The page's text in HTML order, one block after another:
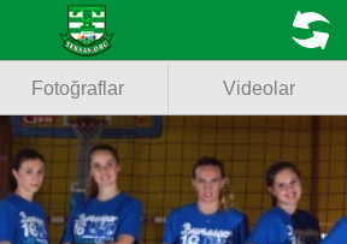
Fotoğraflar Videolar